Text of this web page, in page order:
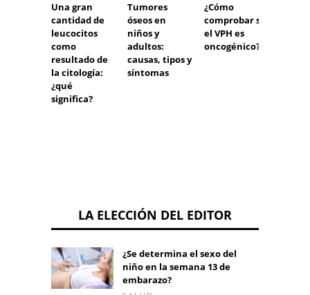
Una gran
cantidad de
leucocitos
como
resultado de
la citología:
¿qué
significa?
Tumores
óseos en
niños y
adultos:
causas, tipos y
síntomas
¿Cómo
comprobar si
el VPH es
oncogénico?
LA ELECCIÓN DEL EDITOR
¿Se determina el sexo del
niño en la semana 13 de
embarazo?